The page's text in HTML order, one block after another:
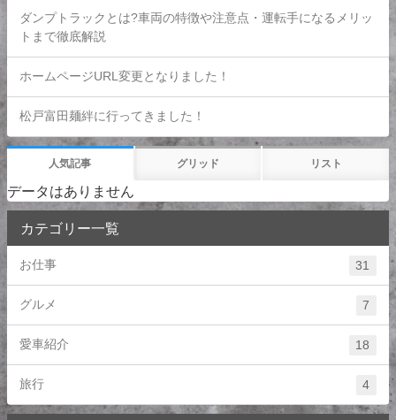
ダンプトラックとは?車両の特徴や注意点・運転手になるメリッ
トまで徹底解説
ホームページURL変更となりました！
松戸富田麺絆に行ってきました！
人気記事 グリッド リスト
データはありません
カテゴリー一覧
お仕事 31
グルメ 7
愛車紹介 18
旅行 4